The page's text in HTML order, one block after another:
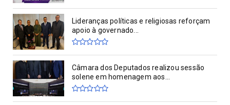
Lideranças políticas e religiosas reforçam
apoio à governado...
Câmara dos Deputados realizou sessão
solene em homenagem aos...